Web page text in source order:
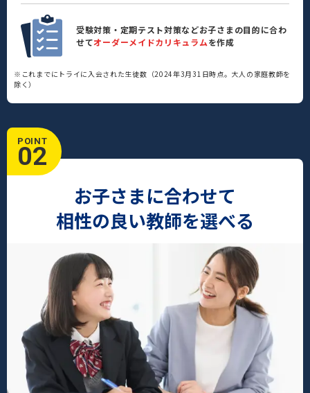
受験対策・定期テスト対策などお子さまの目的に合わ
せてオーダーメイドカリキュラムを作成
※これまでにトライに入会された生徒数（2024年3月31日時点。大人の家庭教師を
除く）
POINT
02
お子さまに合わせて
相性の良い教師を選べる